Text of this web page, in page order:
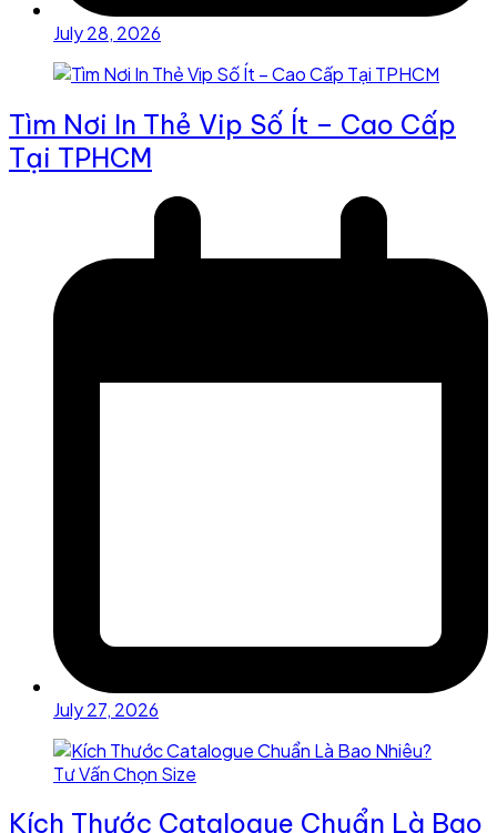
July 28, 2026
Tìm Nơi In Thẻ Vip Số Ít – Cao Cấp
Tại TPHCM
July 27, 2026
Kích Thước Catalogue Chuẩn Là Bao